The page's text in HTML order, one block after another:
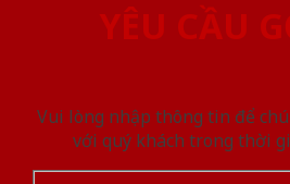
YÊU CẦU
Vui lòng nhập thông tin để
với quý khách trong thời